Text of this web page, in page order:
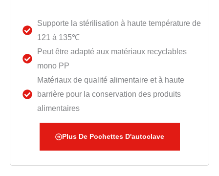
Supporte la stérilisation à haute température de
121 à 135℃
Peut être adapté aux matériaux recyclables
mono PP
Matériaux de qualité alimentaire et à haute
barrière pour la conservation des produits
alimentaires
Plus De Pochettes D'autoclave